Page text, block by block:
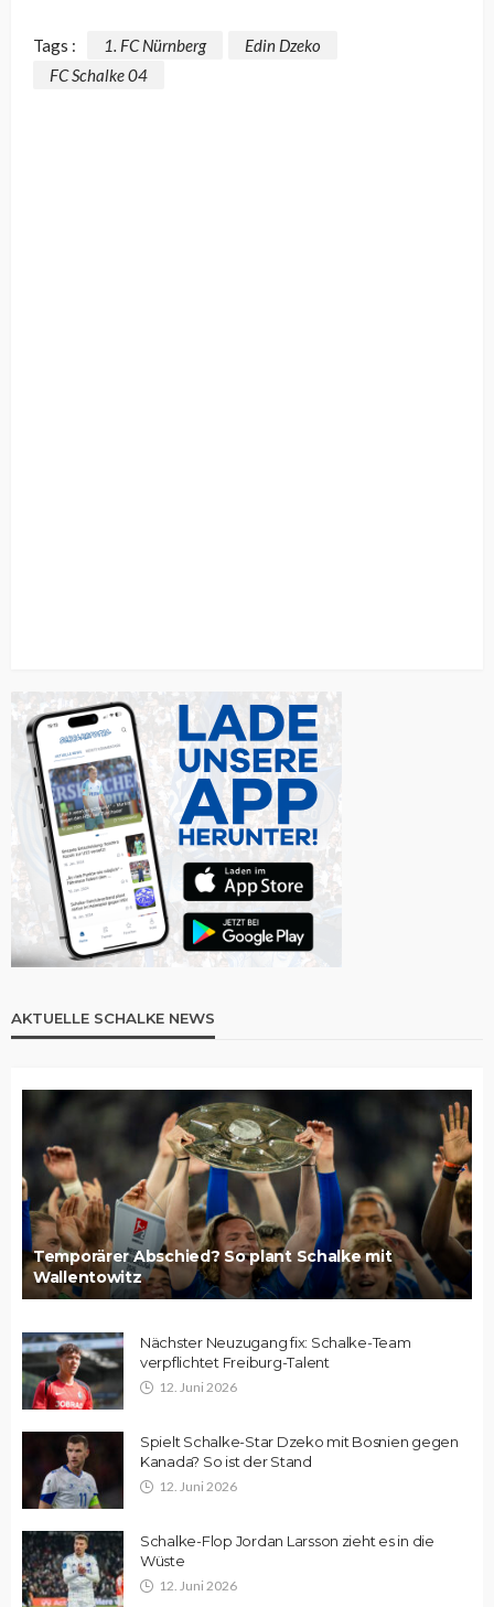
Tags : 1. FC Nürnberg
Edin Dzeko
FC Schalke 04
AKTUELLE SCHALKE NEWS
Temporärer Abschied? So plant Schalke mit
Wallentowitz
Nächster Neuzugang fix: Schalke-Team
verpflichtet Freiburg-Talent
12. Juni 2026
Spielt Schalke-Star Dzeko mit Bosnien gegen
Kanada? So ist der Stand
12. Juni 2026
Schalke-Flop Jordan Larsson zieht es in die
Wüste
12. Juni 2026